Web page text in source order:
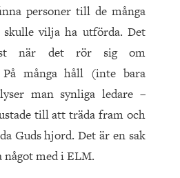
personer till de många
vilja ha utförda. Det
när det rör sig om
På många håll (inte bara
man synliga ledare –
till att träda fram och
Guds hjord. Det är en sak
med i ELM.